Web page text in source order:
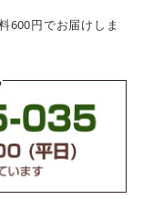
600円でお届けしま